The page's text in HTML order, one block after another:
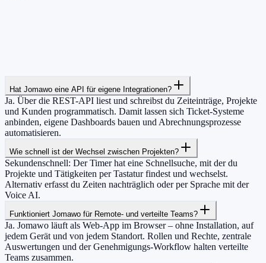
Hat Jomawo eine API für eigene Integrationen?
Ja. Über die REST-API liest und schreibst du Zeiteinträge, Projekte
und Kunden programmatisch. Damit lassen sich Ticket-Systeme
anbinden, eigene Dashboards bauen und Abrechnungsprozesse
automatisieren.
Wie schnell ist der Wechsel zwischen Projekten?
Sekundenschnell: Der Timer hat eine Schnellsuche, mit der du
Projekte und Tätigkeiten per Tastatur findest und wechselst.
Alternativ erfasst du Zeiten nachträglich oder per Sprache mit der
Voice AI.
Funktioniert Jomawo für Remote- und verteilte Teams?
Ja. Jomawo läuft als Web-App im Browser – ohne Installation, auf
jedem Gerät und von jedem Standort. Rollen und Rechte, zentrale
Auswertungen und der Genehmigungs-Workflow halten verteilte
Teams zusammen.